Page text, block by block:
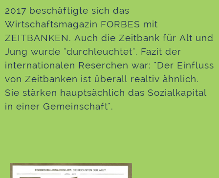
2017 beschäftigte sich das
Wirtschaftsmagazin FORBES mit
ZEITBANKEN. Auch die Zeitbank für Alt und
Jung wurde "durchleuchtet". Fazit der
internationalen Reserchen war: "Der Einfluss
von Zeitbanken ist überall realtiv ähnlich.
Sie stärken hauptsächlich das Sozialkapital
in einer Gemeinschaft".